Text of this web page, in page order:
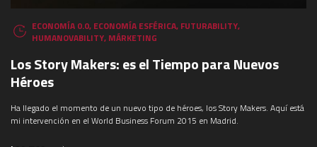
ECONOMÍA 0.0, ECONOMÍA ESFÉRICA, FUTURABILITY,
HUMANOVABILITY, MÁRKETING
Los Story Makers: es el Tiempo para Nuevos
Héroes
Ha llegado el momento de un nuevo tipo de héroes, los Story Makers. Aquí está
mi intervención en el World Business Forum 2015 en Madrid.
¿QUÉ ESTÁS BUSCANDO?